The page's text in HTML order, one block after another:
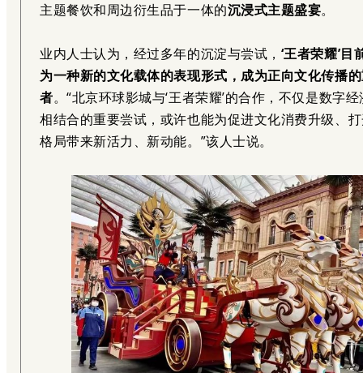
主题餐饮和周边衍生品于一体的沉浸式主题盛宴。
业内人士认为，经过多年的沉淀与尝试， ‘王者荣耀’
为一种新的文化载体的表现形式，成为正向文化传播
者。“北京环球影城与‘王者荣耀’的合作，不仅是数字
相结合的重要尝试，或许也能为促进文化消费升级、
格局带来新活力、新动能。”该人士说。